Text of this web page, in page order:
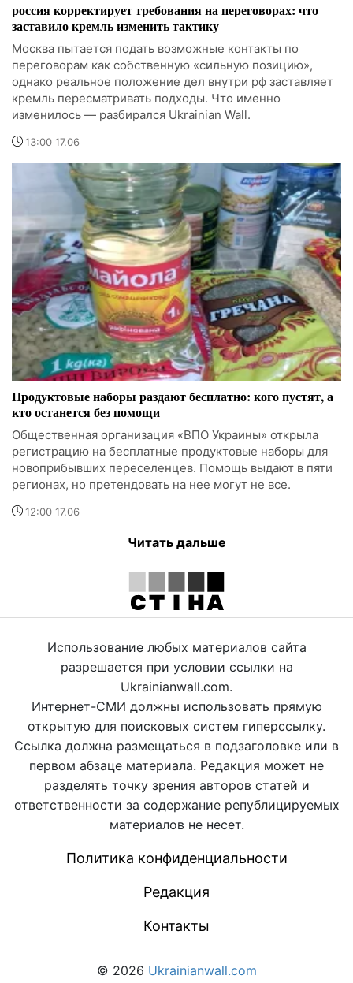
россия корректирует требования на переговорах: что
заставило кремль изменить тактику
Москва пытается подать возможные контакты по
переговорам как собственную «сильную позицию»,
однако реальное положение дел внутри рф заставляет
кремль пересматривать подходы. Что именно
изменилось — разбирался Ukrainian Wall.
13:00 17.06
Продуктовые наборы раздают бесплатно: кого пустят, а
кто останется без помощи
Общественная организация «ВПО Украины» открыла
регистрацию на бесплатные продуктовые наборы для
новоприбывших переселенцев. Помощь выдают в пяти
регионах, но претендовать на нее могут не все.
12:00 17.06
Читать дальше
Использование любых материалов сайта
разрешается при условии ссылки на
Ukrainianwall.com.
Интернет-СМИ должны использовать прямую
открытую для поисковых систем гиперссылку.
Ссылка должна размещаться в подзаголовке или в
первом абзаце материала. Редакция может не
разделять точку зрения авторов статей и
ответственности за содержание републицируемых
материалов не несет.
Политика конфиденциальности
Редакция
Контакты
© 2026 Ukrainianwall.com